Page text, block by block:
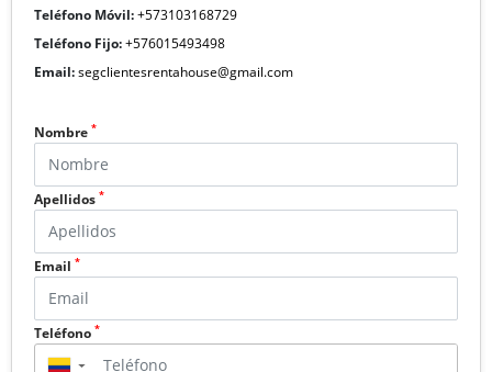
Teléfono Móvil:+573103168729
Teléfono Fijo:+576015493498
Email:segclientesrentahouse@gmail.com
Nombre *
Apellidos *
Email *
Teléfono *
▼